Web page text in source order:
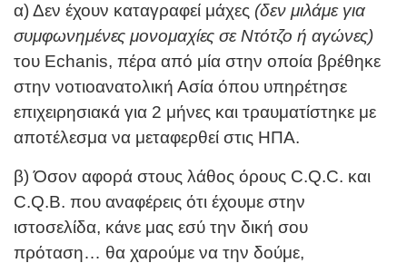
α) Δεν έχουν καταγραφεί μάχες (δεν μιλάμε για
συμφωνημένες μονομαχίες σε Ντότζο ή αγώνες)
του Echanis, πέρα από μία στην οποία βρέθηκε
στην νοτιοανατολική Ασία όπου υπηρέτησε
επιχειρησιακά για 2 μήνες και τραυματίστηκε με
αποτέλεσμα να μεταφερθεί στις ΗΠΑ.
β) Όσον αφορά στους λάθος όρους C.Q.C. και
C.Q.B. που αναφέρεις ότι έχουμε στην
ιστοσελίδα, κάνε μας εσύ την δική σου
πρόταση… θα χαρούμε να την δούμε,